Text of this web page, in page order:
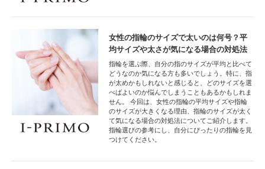
女性の指輪のサイズで太いのは何号？平
均サイズや太さが気になる場合の対処法
指輪を選ぶ際、自分の指のサイズが平均と比べて
どうなのか気になる方も多いでしょう。特に、指
が太めかもしれないと感じると、どのサイズを選
べばよいのか悩んでしまうこともあるかもしれま
せん。 今回は、女性の指輪の平均サイズや指輪
のサイズが大きくなる理由、指輪のサイズが太く
て気になる場合の対処法についてご紹介します。
指輪選びの参考にし、自分にぴったりの指輪を見
つけてください。